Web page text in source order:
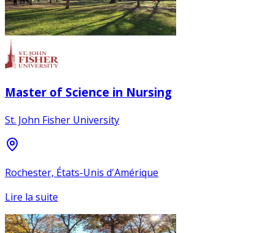
Master of Science in Nursing
St. John Fisher University
Rochester, États-Unis d'Amérique
Lire la suite